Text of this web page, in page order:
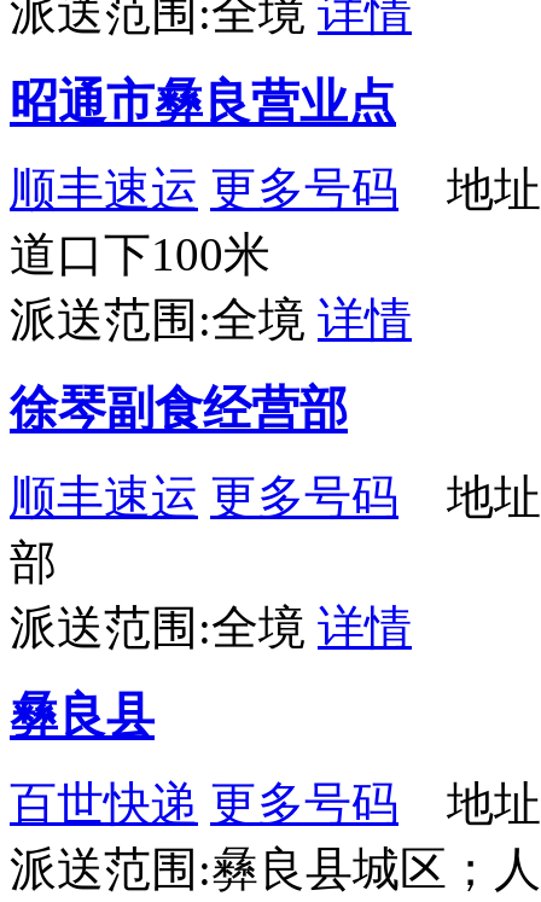
派送范围:全境 详情
昭通市彝良营业点
顺丰速运 更多号码 地址
道口下100米
派送范围:全境 详情
徐琴副食经营部
顺丰速运 更多号码 地址
部
派送范围:全境 详情
彝良县
百世快递 更多号码 地址
派送范围:彝良县城区；